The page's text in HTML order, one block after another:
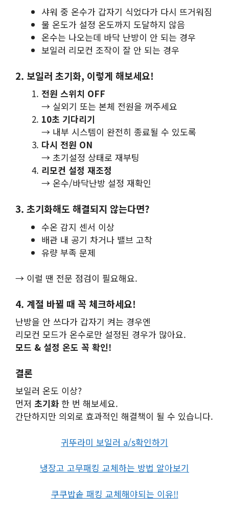
샤워 중 온수가 갑자기 식었다가 다시 뜨거워짐
물 온도가 설정 온도까지 도달하지 않음
온수는 나오는데 바닥 난방이 안 되는 경우
보일러 리모컨 조작이 잘 안 되는 경우
2. 보일러 초기화, 이렇게 해보세요!
전원 스위치 OFF
→ 실외기 또는 본체 전원을 꺼주세요
10초 기다리기
→ 내부 시스템이 완전히 종료될 수 있도록
다시 전원 ON
→ 초기설정 상태로 재부팅
리모컨 설정 재조정
→ 온수/바닥난방 설정 재확인
3. 초기화해도 해결되지 않는다면?
수온 감지 센서 이상
배관 내 공기 차거나 밸브 고착
유량 부족 문제
→ 이럴 땐 전문 점검이 필요해요.
4. 계절 바뀔 때 꼭 체크하세요!
난방을 안 쓰다가 갑자기 켜는 경우엔
리모컨 모드가 온수로만 설정된 경우가 많아요.
모드 & 설정 온도 꼭 확인!
결론
보일러 온도 이상?
먼저 초기화 한 번 해보세요.
간단하지만 의외로 효과적인 해결책이 될 수 있습니다.
귀뚜라미 보일러 a/s확인하기
냉장고 고무패킹 교체하는 방법 알아보기
쿠쿠밥솥 패킹 교체해야되는 이유!!